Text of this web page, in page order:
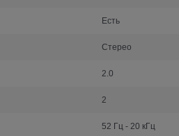
Есть
Стерео
2.0
2
52 Гц - 20 кГц